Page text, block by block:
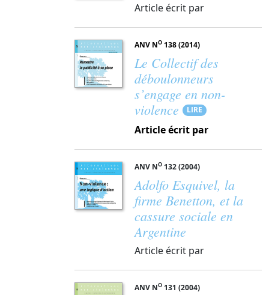
Article écrit par
ANV NO 138 (2014)
Le Collectif des
déboulonneurs
s’engage en non-
violence
LIRE
Article écrit par
ANV NO 132 (2004)
Adolfo Esquivel, la
firme Benetton, et la
cassure sociale en
Argentine
Article écrit par
ANV NO 131 (2004)